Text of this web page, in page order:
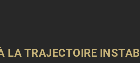
LA TRAJECTOIRE